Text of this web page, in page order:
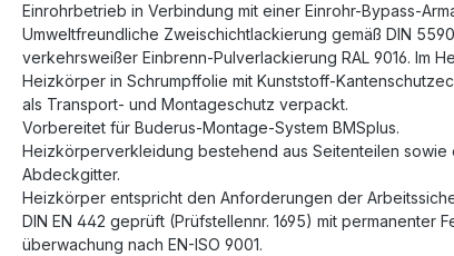
Einrohrbetrieb in Verbindung mit einer Einrohr-Bypass-
Umweltfreundliche Zweischichtlackierung gemäß DIN
verkehrsweißer Einbrenn-Pulverlackierung RAL 9016. Im
Heizkörper in Schrumpffolie mit Kunststoff-
als Transport- und Montageschutz verpackt.
Vorbereitet für Buderus-Montage-System BMSplus.
Heizkörperverkleidung bestehend aus Seitenteilen sowie
Abdeckgitter.
Heizkörper entspricht den Anforderungen der
DIN EN 442 geprüft (Prüfstellennr. 1695) mit permanenter
überwachung nach EN-ISO 9001.